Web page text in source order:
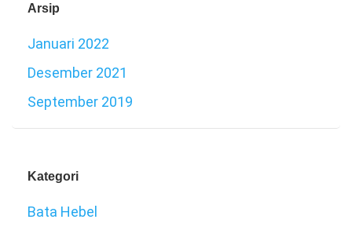
Arsip
Januari 2022
Desember 2021
September 2019
Kategori
Bata Hebel